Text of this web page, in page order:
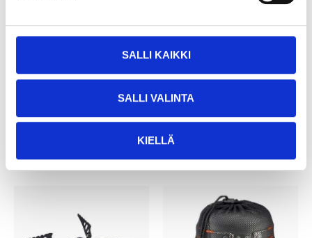
SALLI KAIKKI
SALLI VALINTA
KIELLÄ
Gas Hose, 10 mm x 2
Gas Stove, 3 kW
37-675